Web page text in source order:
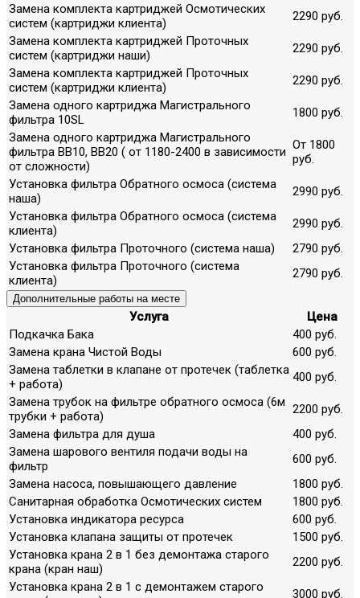
Замена комплекта картриджей Осмотических
систем (картриджи клиента)
2290 руб.
Замена комплекта картриджей Проточных
систем (картриджи наши)
2290 руб.
Замена комплекта картриджей Проточных
систем (картриджи клиента)
2290 руб.
Замена одного картриджа Магистрального
фильтра 10SL
1800 руб.
Замена одного картриджа Магистрального
фильтра ВВ10, ВВ20 ( от 1180-2400 в зависимости
от сложности)
От 1800
руб.
Установка фильтра Обратного осмоса (система
наша)
2990 руб.
Установка фильтра Обратного осмоса (система
клиента)
2990 руб.
Установка фильтра Проточного (система наша)
2790 руб.
Установка фильтра Проточного (система
клиента)
2790 руб.
Дополнительные работы на месте
Услуга
Цена
Подкачка Бака
400 руб.
Замена крана Чистой Воды
600 руб.
Замена таблетки в клапане от протечек (таблетка
+ работа)
400 руб.
Замена трубок на фильтре обратного осмоса (6м
трубки + работа)
2200 руб.
Замена фильтра для душа
400 руб.
Замена шарового вентиля подачи воды на
фильтр
600 руб.
Замена насоса, повышающего давление
1800 руб.
Санитарная обработка Осмотических систем
1800 руб.
Установка индикатора ресурса
600 руб.
Установка клапана защиты от протечек
1500 руб.
Установка крана 2 в 1 без демонтажа старого
крана (кран наш)
2200 руб.
Установка крана 2 в 1 с демонтажем старого
3000 руб.